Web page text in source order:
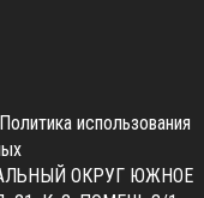
Политика использования
ОКРУГ ЮЖНОЕ